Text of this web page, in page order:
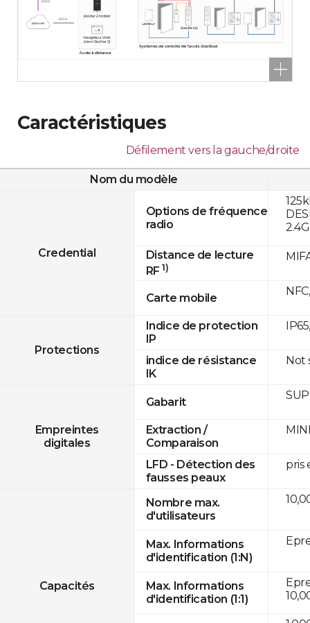
Caractéristiques
Défilement vers la gauche/droite
Nom du modèle
Credential
Options de fréquence
radio
Distance de lecture
RF 1)
Carte mobile
Protections
Indice de protection
IP
indice de résistance
IK
Empreintes
digitales
Gabarit
Extraction /
Comparaison
LFD - Détection des
fausses peaux
Capacités
Nombre max.
d'utilisateurs
Max. Informations
d'identification (1:N)
Max. Informations
d'identification (1:1)
Not
pris